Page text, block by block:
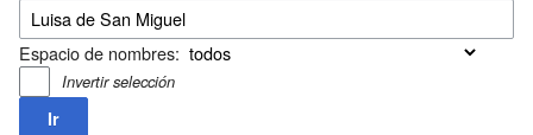
Espacio de nombres:
Invertir selección